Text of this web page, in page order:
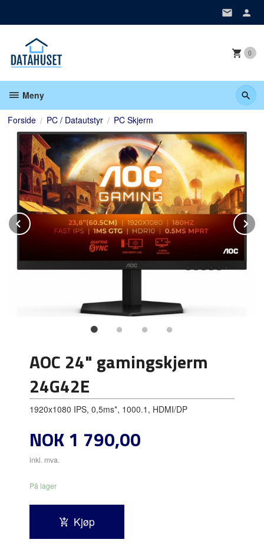
0
Meny
Forside PC / Datautstyr PC Skjerm
Prev
AOC 24" gamingskjerm
24G42E
1920x1080 IPS, 0,5ms*, 1000.1, HDMI/DP
Pris
NOK1 790,00
inkl. mva.
På lager
Kjøp